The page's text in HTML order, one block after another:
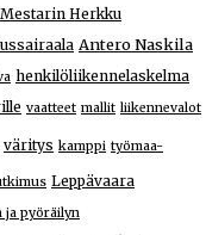
Mestarin Herkku
Antero Naskila
henkilöliikennelaskelma
vaatteet mallit liikennevalot
väritys kamppi työmaa-
Leppävaara
ja pyöräilyn